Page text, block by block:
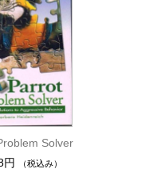
Solver
円
（税込み）